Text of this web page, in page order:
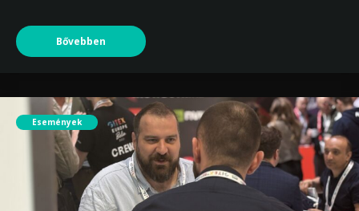
Bővebben
Események